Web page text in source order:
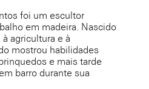
foi um escultor
em madeira. Nascido
agricultura e à
mostrou habilidades
e mais tarde
barro durante sua